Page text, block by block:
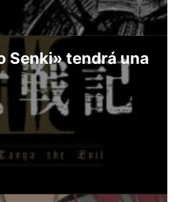
Senki» tendrá una